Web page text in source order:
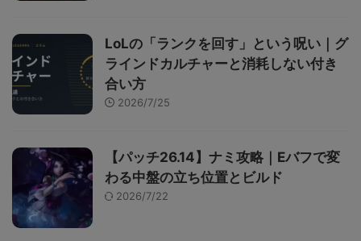
LoLの「ランクを回す」という呪い｜グ
ラインドカルチャーと消耗しない付き
合い方
2026/7/25
【パッチ26.14】ナミ攻略｜Eバフで変
わる中盤の立ち位置とビルド
2026/7/22